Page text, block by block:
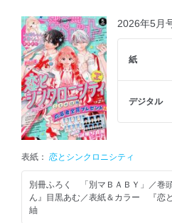
★藤原ゆん「そんな、14歳。」
★椎名軽穂「突風とビート」
★湯木のじん「真っ白な青」
★加瀬まつり「Re:blue」
★結木悠「君を忘れる恋がしたい」
★河原和音「太陽よりも眩しい星」
★北里鮎「ストロベリィ・ケイク」
★桃白茉乃「だってこれが初恋」
2026年5月
紙
デジタル
表紙： 恋とシンクロニシティ
別冊ふろく 「別マＢＡＢＹ」／巻
ん』目黒あむ／表紙＆カラー 『恋
紬